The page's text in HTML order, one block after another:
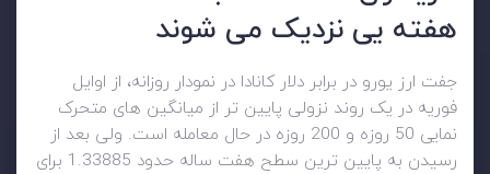
هفته یی نزدیک می شوند
جفت ارز یورو در برابر دلار کانادا در نمودار روزانه، از اوایل
فوریه در یک روند نزولی پایین تر از میانگین های متحرک
نمایی 50 روزه و 200 روزه در حال معامله است. ولی بعد از
رسیدن به پایین ترین سطح هفت ساله حدود 1.33885 برای